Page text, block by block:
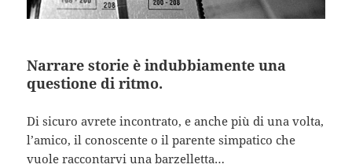
Narrare storie è indubbiamente una
questione di ritmo.
Di sicuro avrete incontrato, e anche più di una volta,
l’amico, il conoscente o il parente simpatico che
vuole raccontarvi una barzelletta…